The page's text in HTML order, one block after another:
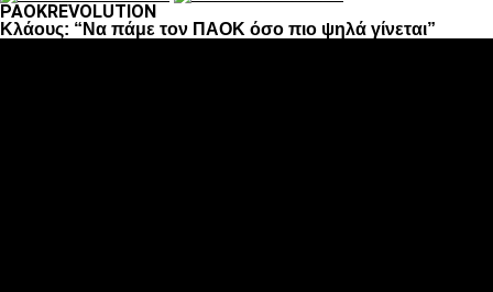
PAOKREVOLUTION
Κλάους: “Να πάμε τον ΠΑΟΚ όσο πιο ψηλά γίνεται”